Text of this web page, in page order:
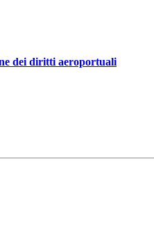
dei diritti aeroportuali